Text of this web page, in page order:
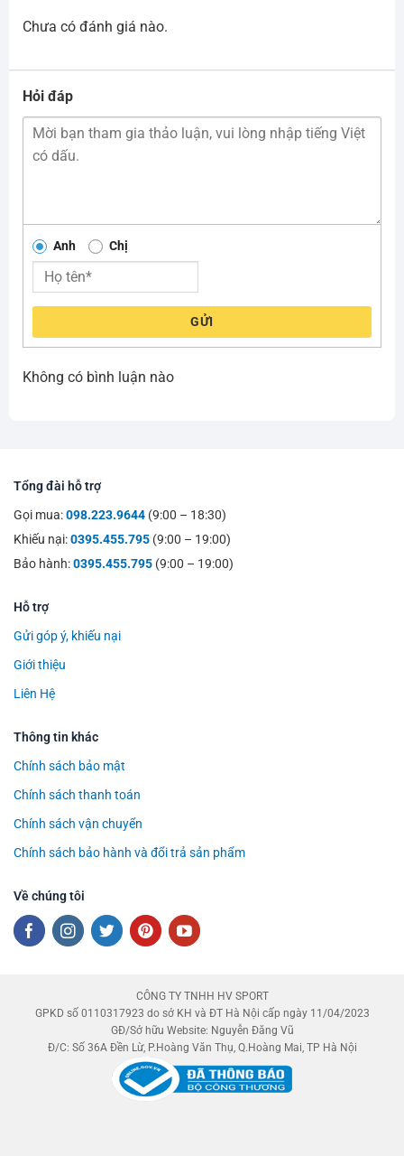
Chưa có đánh giá nào.
Hỏi đáp
Anh Chị
GỬI
Không có bình luận nào
Tổng đài hỗ trợ
Gọi mua:098.223.9644 (9:00 – 18:30)
Khiếu nại:0395.455.795 (9:00 – 19:00)
Bảo hành:0395.455.795 (9:00 – 19:00)
Hỗ trợ
Gửi góp ý, khiếu nại
Giới thiệu
Liên Hệ
Thông tin khác
Chính sách bảo mật
Chính sách thanh toán
Chính sách vận chuyển
Chính sách bảo hành và đổi trả sản phẩm
Về chúng tôi
CÔNG TY TNHH HV SPORT
GPKD số 0110317923 do sở KH và ĐT Hà Nội cấp ngày 11/04/2023
GĐ/Sở hữu Website: Nguyễn Đăng Vũ
Đ/C: Số 36A Đền Lừ, P.Hoàng Văn Thụ, Q.Hoàng Mai, TP Hà Nội